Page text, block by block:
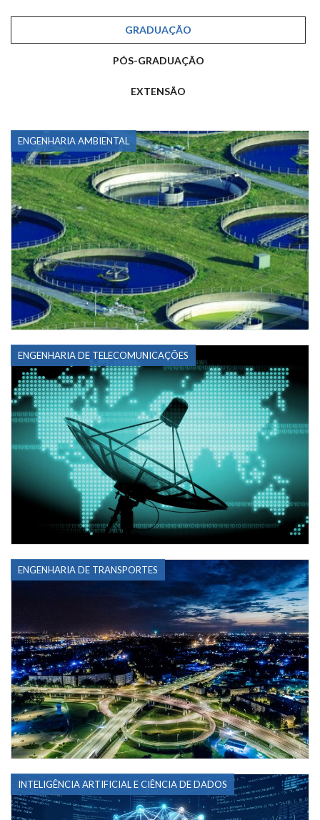
GRADUAÇÃO
PÓS-GRADUAÇÃO
EXTENSÃO
ENGENHARIA AMBIENTAL
ENGENHARIA DE TELECOMUNICAÇÕES
ENGENHARIA DE TRANSPORTES
INTELIGÊNCIA ARTIFICIAL E CIÊNCIA DE DADOS